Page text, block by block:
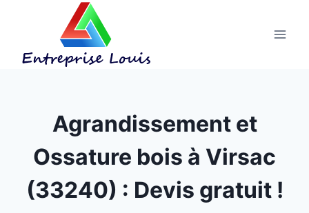
Agrandissement et
Ossature bois à Virsac
(33240) : Devis gratuit !